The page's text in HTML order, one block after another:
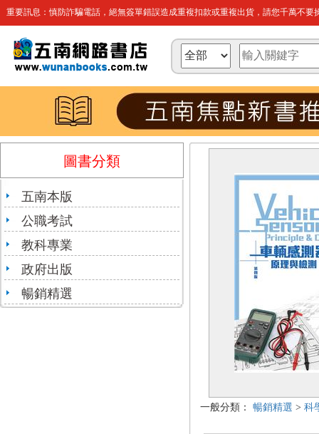
重要訊息：慎防詐騙電話，絕無簽單錯誤造成重複扣款或重複出貨，請您千萬不要
圖書分類
五南本版
公職考試
教科專業
政府出版
暢銷精選
一般分類： 暢銷精選 > 科